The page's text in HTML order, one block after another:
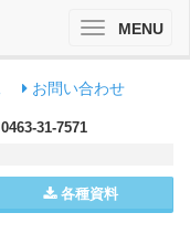
お問い合わせ
0463-31-7571
各種資料
ToggleMENU